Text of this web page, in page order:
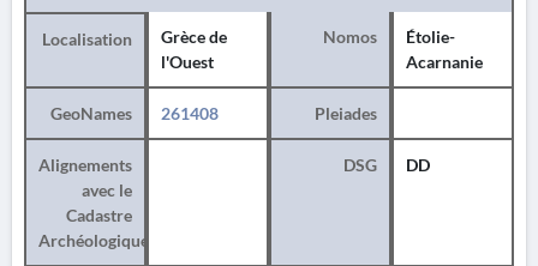
Localisation
Grèce de
l'Ouest
Nomos
Étolie-
Acarnanie
GeoNames 261408 Pleiades
Alignements
avec le
Cadastre
Archéologique
DSG DD